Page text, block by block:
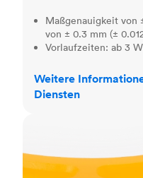
Maßgenauigkeit von
von ± 0.3 mm (±
Vorlaufzeiten: ab 3
Weitere
Diensten